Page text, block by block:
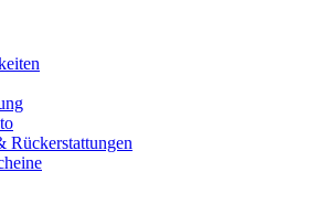
Rückerstattungen